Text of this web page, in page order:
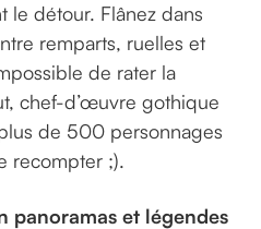
le détour. Flânez dans
remparts, ruelles et
de rater la
chef-d’œuvre gothique
de 500 personnages
recompter ;).
panoramas et légendes